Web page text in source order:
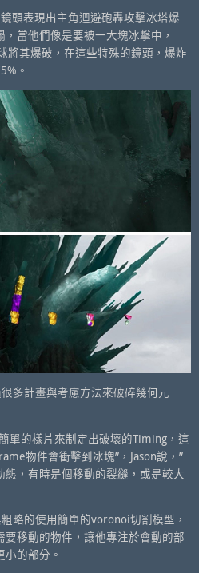
頭表現出主角迴避砲轟攻擊冰塔爆
當他們像是要被一大塊冰擊中，
將其爆破，在這些特殊的鏡頭，爆炸
。
多計畫與考慮方法來破碎幾何元
單的樣片來制定出破壞的Timing，這
物件會衝擊到冰塊”，Jason說，”
，有時是個移動的裂縫，或是較大
略的使用簡單的voronoi切割模型，
移動的物件，讓他專注於會動的部
的部分。